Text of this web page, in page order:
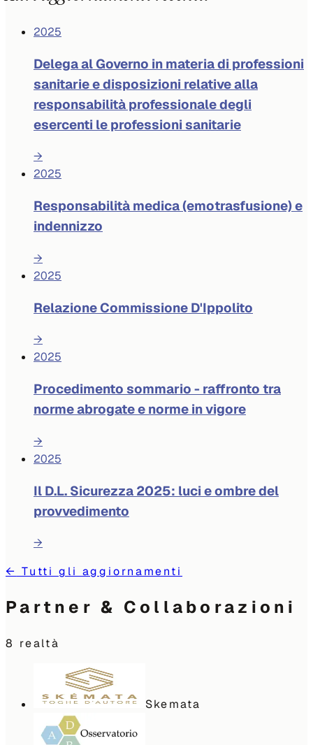
2025
Delega al Governo in materia di professioni
sanitarie e disposizioni relative alla
responsabilità professionale degli
esercenti le professioni sanitarie
→
2025
Responsabilità medica (emotrasfusione) e
indennizzo
→
2025
Relazione Commissione D'Ippolito
→
2025
Procedimento sommario - raffronto tra
norme abrogate e norme in vigore
→
2025
Il D.L. Sicurezza 2025: luci e ombre del
provvedimento
→
← Tutti gli aggiornamenti
Partner & Collaborazioni
8 realtà
Skemata